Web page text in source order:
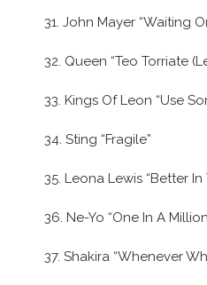
31. John Mayer “Waiting
32. Queen “Teo Torriate
33. Kings Of Leon “Use
34. Sting “Fragile”
35. Leona Lewis “Better In
36. Ne-Yo “One In A
37. Shakira “Whenever